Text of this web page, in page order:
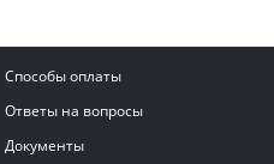
Способы оплаты
Ответы на вопросы
Документы